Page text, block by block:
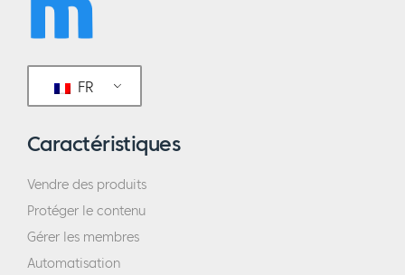
FR
Caractéristiques
Vendre des produits
Protéger le contenu
Gérer les membres
Automatisation